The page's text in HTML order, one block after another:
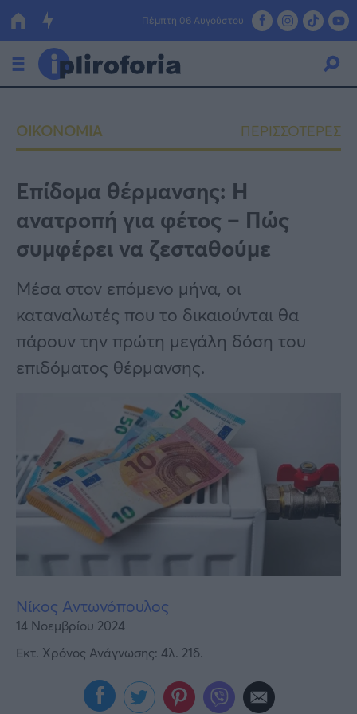
Πέμπτη 06 Αυγούστου
Οικονομία
Πολιτική
Τράπεζες
Επιδοτήσεις
ΕΣΠΑ
Κόσμος
Lifestyle
Αθλητικά
Υγεία
Καιρός
ΟΙΚΟΝΟΜΙΑ ΠΕΡΙΣΣΟΤΕΡΕΣ
Επίδομα θέρμανσης: Η
ανατροπή για φέτος – Πώς
συμφέρει να ζεσταθούμε
Μέσα στον επόμενο μήνα, οι
καταναλωτές που το δικαιούνται θα
πάρουν την πρώτη μεγάλη δόση του
επιδόματος θέρμανσης.
Νίκος Αντωνόπουλος
14 Νοεμβρίου 2024
Εκτ. Χρόνος Ανάγνωσης: 4λ. 21δ.